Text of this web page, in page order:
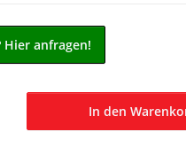
anfragen!
In den